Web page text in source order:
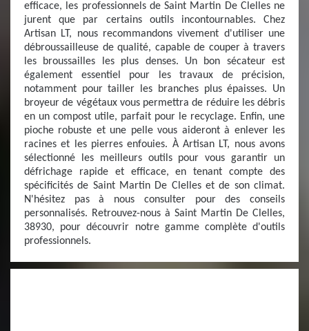
efficace, les professionnels de Saint Martin De Clelles ne
jurent que par certains outils incontournables. Chez
Artisan LT, nous recommandons vivement d'utiliser une
débroussailleuse de qualité, capable de couper à travers
les broussailles les plus denses. Un bon sécateur est
également essentiel pour les travaux de précision,
notamment pour tailler les branches plus épaisses. Un
broyeur de végétaux vous permettra de réduire les débris
en un compost utile, parfait pour le recyclage. Enfin, une
pioche robuste et une pelle vous aideront à enlever les
racines et les pierres enfouies. À Artisan LT, nous avons
sélectionné les meilleurs outils pour vous garantir un
défrichage rapide et efficace, en tenant compte des
spécificités de Saint Martin De Clelles et de son climat.
N'hésitez pas à nous consulter pour des conseils
personnalisés. Retrouvez-nous à Saint Martin De Clelles,
38930, pour découvrir notre gamme complète d'outils
professionnels.